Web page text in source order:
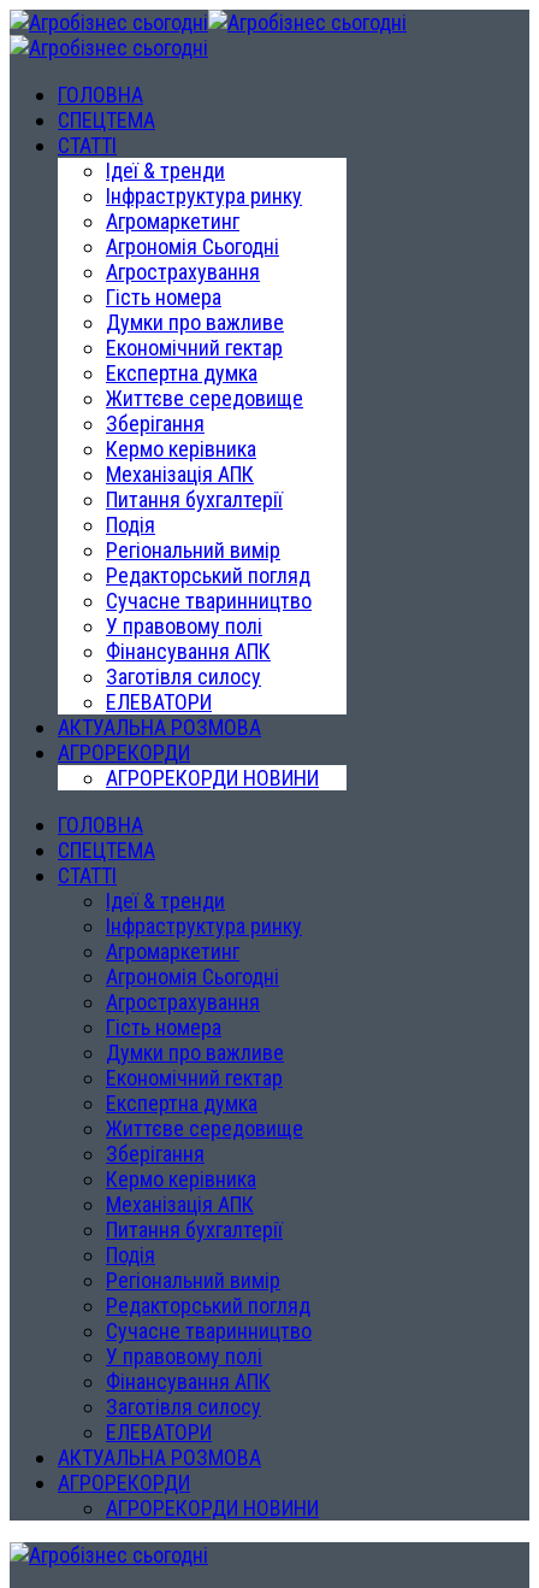
ГОЛОВНА
СПЕЦТЕМА
СТАТТІ
Ідеї & тренди
Інфраструктура ринку
Агромаркетинг
Агрономія Сьогодні
Агрострахування
Гість номера
Думки про важливе
Економічний гектар
Експертна думка
Життєве середовище
Зберігання
Кермо керівника
Механізація АПК
Питання бухгалтерії
Подія
Регіональний вимір
Редакторський погляд
Сучасне тваринництво
У правовому полі
Фінансування АПК
Заготівля силосу
ЕЛЕВАТОРИ
АКТУАЛЬНА РОЗМОВА
АГРОРЕКОРДИ
АГРОРЕКОРДИ НОВИНИ
ГОЛОВНА
СПЕЦТЕМА
СТАТТІ
Ідеї & тренди
Інфраструктура ринку
Агромаркетинг
Агрономія Сьогодні
Агрострахування
Гість номера
Думки про важливе
Економічний гектар
Експертна думка
Життєве середовище
Зберігання
Кермо керівника
Механізація АПК
Питання бухгалтерії
Подія
Регіональний вимір
Редакторський погляд
Сучасне тваринництво
У правовому полі
Фінансування АПК
Заготівля силосу
ЕЛЕВАТОРИ
АКТУАЛЬНА РОЗМОВА
АГРОРЕКОРДИ
АГРОРЕКОРДИ НОВИНИ